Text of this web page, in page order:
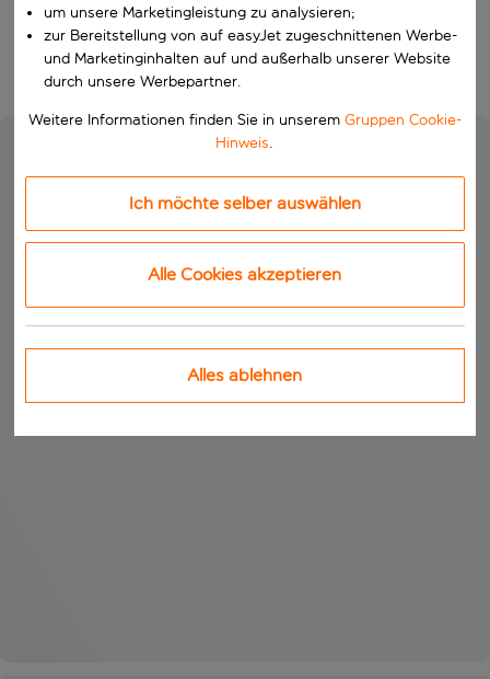
Suchen
um unsere Marketingleistung zu analysieren;
zur Bereitstellung von auf easyJet zugeschnittenen Werbe-
und Marketinginhalten auf und außerhalb unserer Website
durch unsere Werbepartner.
Weitere Informationen finden Sie in unserem Gruppen Cookie-
Hinweis.
Ich möchte selber auswählen
Alle Cookies akzeptieren
Alles ablehnen